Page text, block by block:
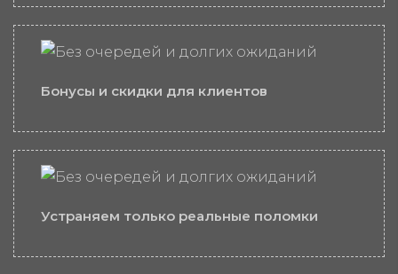
Бонусы и скидки для клиентов
Устраняем только реальные поломки